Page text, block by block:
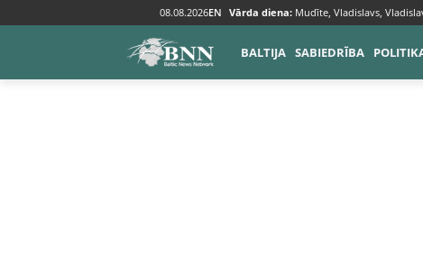
08.08.2026EN Vārda diena: Mudīte, Vladislavs,
BALTIJA SABIEDRĪBA
Tags Latvietis